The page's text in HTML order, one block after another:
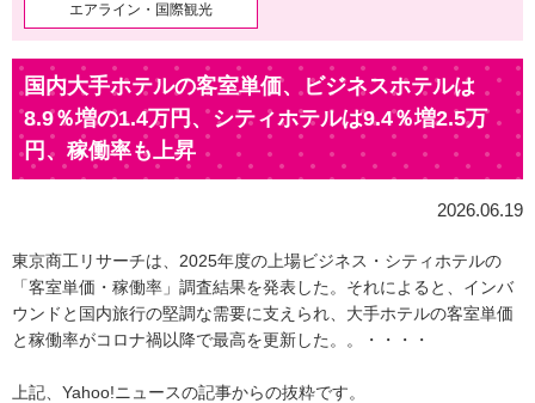
エアライン・国際観光
国内大手ホテルの客室単価、ビジネスホテルは
8.9％増の1.4万円、シティホテルは9.4％増2.5万
円、稼働率も上昇
2026.06.19
東京商工リサーチは、2025年度の上場ビジネス・シティホテルの
「客室単価・稼働率」調査結果を発表した。それによると、インバ
ウンドと国内旅行の堅調な需要に支えられ、大手ホテルの客室単価
と稼働率がコロナ禍以降で最高を更新した。。・・・・
上記、Yahoo!ニュースの記事からの抜粋です。